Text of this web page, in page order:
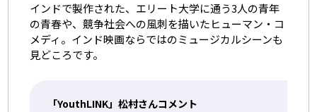
インドで製作された、エリート大学に通う3人の青年
の青春や、競争社会への風刺を描いたヒューマン・コ
メディ。インド映画ならではのミュージカルシーンも
見どころです。
「YouthLINK」松村さんコメント